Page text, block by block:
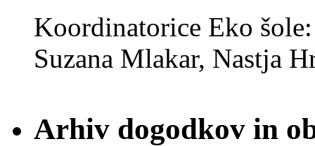
Koordinatorice Eko
Suzana Mlakar, Nastja
Arhiv dogodkov in